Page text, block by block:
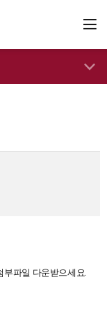
파일 다운받으세요.